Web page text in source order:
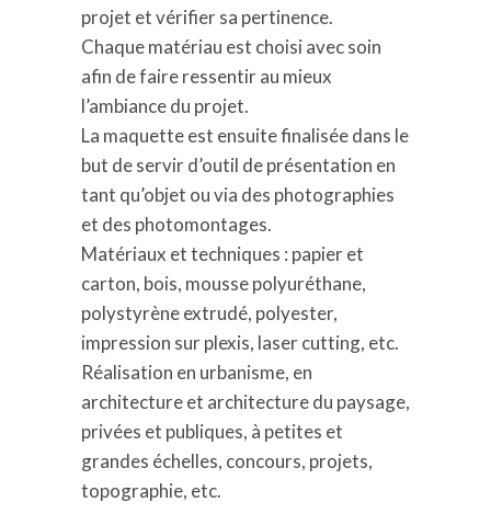
projet et vérifier sa pertinence.
Chaque matériau est choisi avec soin
afin de faire ressentir au mieux
l’ambiance du projet.
La maquette est ensuite finalisée dans le
but de servir d’outil de présentation en
tant qu’objet ou via des photographies
et des photomontages.
Matériaux et techniques : papier et
carton, bois, mousse polyuréthane,
polystyrène extrudé, polyester,
impression sur plexis, laser cutting, etc.
Réalisation en urbanisme, en
architecture et architecture du paysage,
privées et publiques, à petites et
grandes échelles, concours, projets,
topographie, etc.